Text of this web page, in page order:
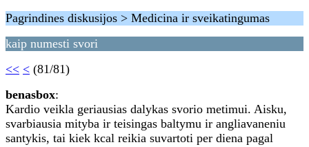
Pagrindines diskusijos > Medicina ir sveikatingumas
kaip numesti svori
<< < (81/81)
benasbox:
Kardio veikla geriausias dalykas svorio metimui. Aisku,
svarbiausia mityba ir teisingas baltymu ir angliavaneniu
santykis, tai kiek kcal reikia suvartoti per diena pagal